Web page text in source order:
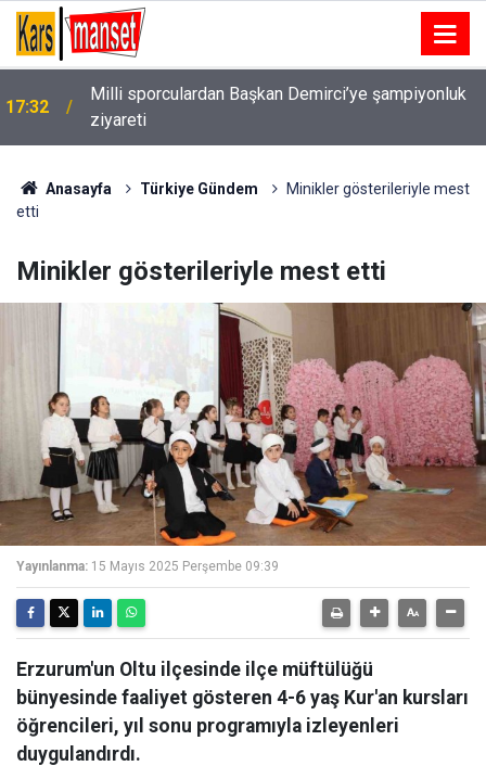
17:32
Milli sporculardan Başkan Demirci’ye şampiyonluk
ziyareti
Anasayfa Türkiye Gündem
Minikler gösterileriyle mest
etti
Minikler gösterileriyle mest etti
Yayınlanma: 15 Mayıs 2025 Perşembe 09:39
Erzurum'un Oltu ilçesinde ilçe müftülüğü
bünyesinde faaliyet gösteren 4-6 yaş Kur'an kursları
öğrencileri, yıl sonu programıyla izleyenleri
duygulandırdı.